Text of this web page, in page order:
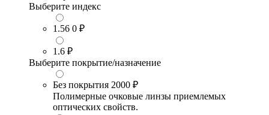
Выберите индекс
1.56 0 ₽
1.6 ₽
Выберите покрытие/назначение
Без покрытия 2000 ₽
Полимерные очковые линзы приемлемых
оптических свойств.